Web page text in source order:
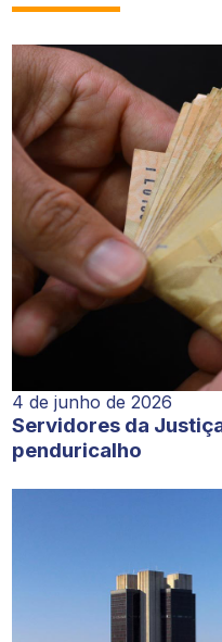
4 de junho de 2026
Servidores da
penduricalho